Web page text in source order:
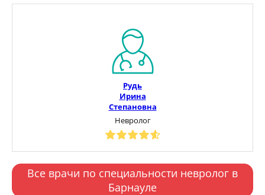
Рудь
Ирина
Степановна
Невролог
Все врачи по специальности невролог в
Барнауле